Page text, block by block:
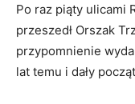
Po raz piąty ulicami
przeszedł Orszak
przypomnienie
lat temu i dały